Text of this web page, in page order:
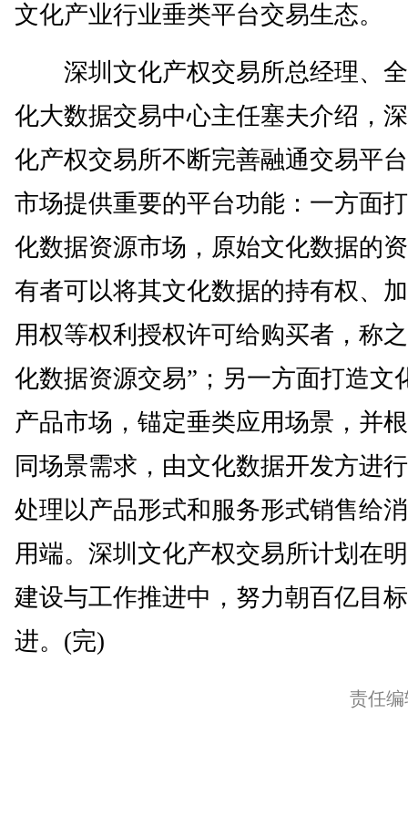
文化产业行业垂类平台交易生态。
深圳文化产权交易所总经理、
化大数据交易中心主任塞夫介绍，
化产权交易所不断完善融通交易平
市场提供重要的平台功能：一方面
化数据资源市场，原始文化数据的
有者可以将其文化数据的持有权、
用权等权利授权许可给购买者，称
化数据资源交易”；另一方面打造文
产品市场，锚定垂类应用场景，并
同场景需求，由文化数据开发方进
处理以产品形式和服务形式销售给
用端。深圳文化产权交易所计划在
建设与工作推进中，努力朝百亿目
进。(完)
责任